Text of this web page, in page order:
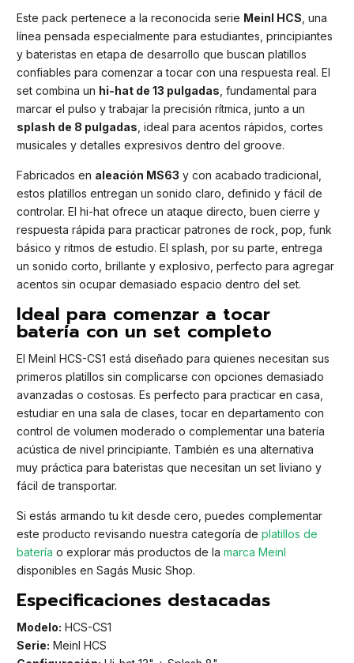
Este pack pertenece a la reconocida serie Meinl HCS , una
línea pensada especialmente para estudiantes, principiantes
y bateristas en etapa de desarrollo que buscan platillos
confiables para comenzar a tocar con una respuesta real. El
set combina un hi-hat de 13 pulgadas , fundamental para
marcar el pulso y trabajar la precisión rítmica, junto a un
splash de 8 pulgadas , ideal para acentos rápidos, cortes
musicales y detalles expresivos dentro del groove.
Fabricados en aleación MS63 y con acabado tradicional,
estos platillos entregan un sonido claro, definido y fácil de
controlar. El hi-hat ofrece un ataque directo, buen cierre y
respuesta rápida para practicar patrones de rock, pop, funk
básico y ritmos de estudio. El splash, por su parte, entrega
un sonido corto, brillante y explosivo, perfecto para agregar
acentos sin ocupar demasiado espacio dentro del set.
Ideal para comenzar a tocar
batería con un set completo
El Meinl HCS-CS1 está diseñado para quienes necesitan sus
primeros platillos sin complicarse con opciones demasiado
avanzadas o costosas. Es perfecto para practicar en casa,
estudiar en una sala de clases, tocar en departamento con
control de volumen moderado o complementar una batería
acústica de nivel principiante. También es una alternativa
muy práctica para bateristas que necesitan un set liviano y
fácil de transportar.
Si estás armando tu kit desde cero, puedes complementar
este producto revisando nuestra categoría de platillos de
batería o explorar más productos de la marca Meinl
disponibles en Sagás Music Shop.
Especificaciones destacadas
Modelo: HCS-CS1
Serie: Meinl HCS